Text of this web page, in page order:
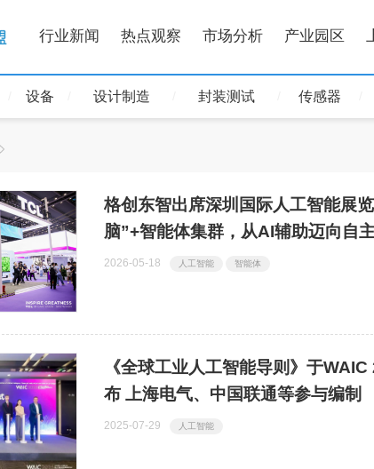
行业新闻 热点观察 市场分析 产业园区
设备 设计制造 封装测试 传感器
格创东智出席深圳国际人工智能展
脑”+智能体集群，从AI辅助迈向自
2026-05-18 人工智能 智能体
《全球工业人工智能导则》于
布 上海电气、中国联通等参与编制
2025-07-29 人工智能
热点
半导体材料突破！国内首条全流
程自主光刻胶产线正式投产